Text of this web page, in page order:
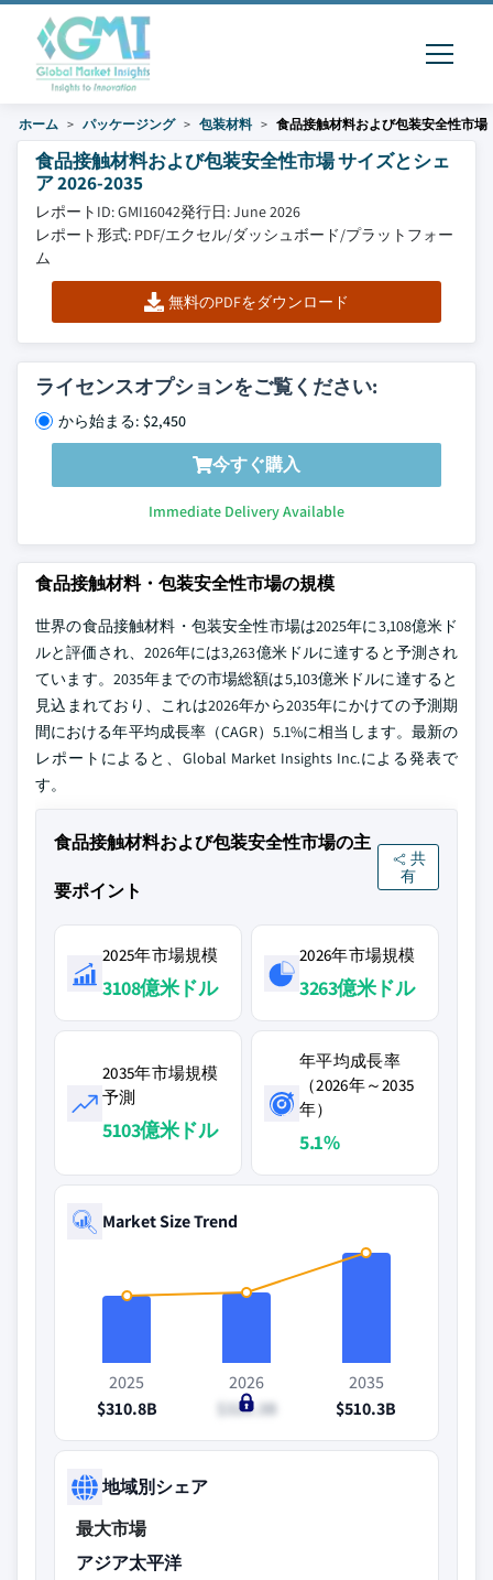
ホーム パッケージング 包装材料 食品接触材料および包装安全性市場
食品接触材料および包装安全性市場 サイズとシェ
ア 2026-2035
レポートID: GMI16042発行日: June 2026
レポート形式: PDF/エクセル/ダッシュボード/プラットフォー
ム
無料のPDFをダウンロード
ライセンスオプションをご覧ください:
から始まる: $2,450
今すぐ購入
Immediate Delivery Available
食品接触材料・包装安全性市場の規模
世界の食品接触材料・包装安全性市場は2025年に3,108億米ド
ルと評価され、2026年には3,263億米ドルに達すると予測され
ています。2035年までの市場総額は5,103億米ドルに達すると
見込まれており、これは2026年から2035年にかけての予測期
間における年平均成長率（CAGR）5.1%に相当します。最新の
レポートによると、Global Market Insights Inc.による発表で
す。
食品接触材料および包装安全性市場の主
要ポイント
共
有
2025年市場規模
3108億米ドル
2026年市場規模
3263億米ドル
2035年市場規模
予測
5103億米ドル
年平均成長率
（2026年～2035
年）
5.1%
Market Size Trend
2025
$310.8B
2026
$326.3B
2035
$510.3B
地域別シェア
最大市場
アジア太平洋